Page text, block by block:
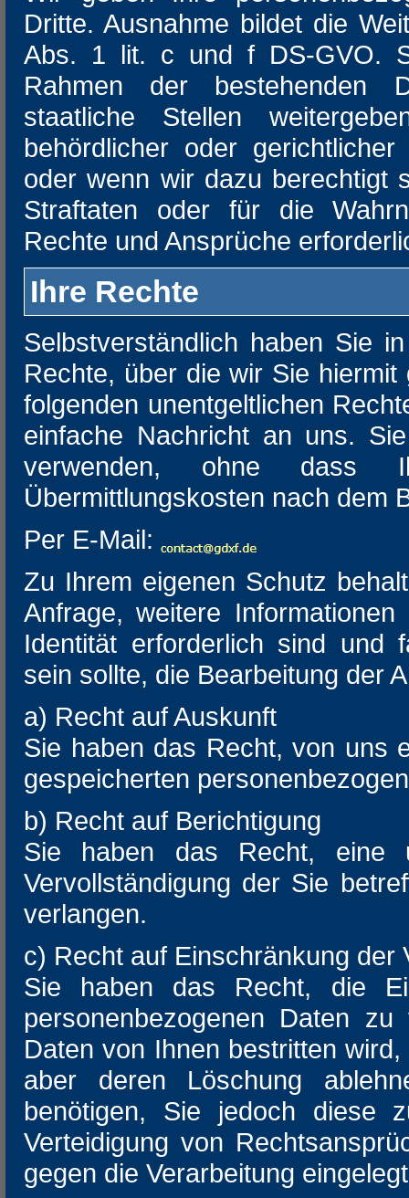
Dritte. Ausnahme bildet die
Abs. 1 lit. c und f DS-GVO.
Rahmen der bestehenden
staatliche Stellen
behördlicher oder
oder wenn wir dazu berechtigt
Straftaten oder für die
Rechte und Ansprüche
Ihre Rechte
Selbstverständlich haben Sie
Rechte, über die wir Sie
folgenden unentgeltlichen
einfache Nachricht an uns.
verwenden, ohne dass
Übermittlungskosten nach dem
Per E-Mail:
Zu Ihrem eigenen Schutz
Anfrage, weitere
Identität erforderlich sind und
sein sollte, die Bearbeitung der
a) Recht auf Auskunft
Sie haben das Recht, von uns
gespeicherten
b) Recht auf Berichtigung
Sie haben das Recht, eine
Vervollständigung der Sie
verlangen.
c) Recht auf Einschränkung der
Sie haben das Recht, die
personenbezogenen Daten
Daten von Ihnen bestritten
aber deren Löschung
benötigen, Sie jedoch diese
Verteidigung von
gegen die Verarbeitung